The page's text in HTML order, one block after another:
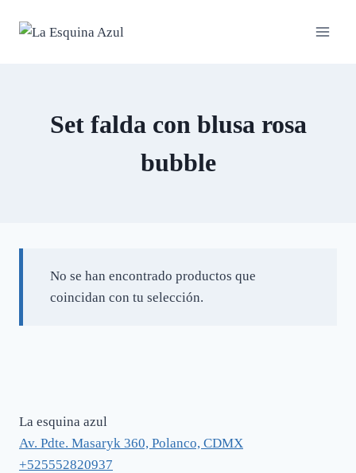
Set falda con blusa rosa
bubble
No se han encontrado productos que
coincidan con tu selección.
La esquina azul
Av. Pdte. Masaryk 360, Polanco, CDMX
+525552820937